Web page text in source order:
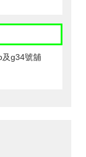
及g34號舖